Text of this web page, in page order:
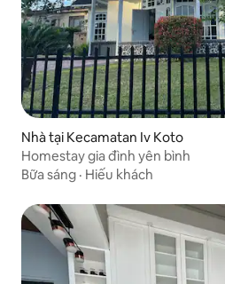
Nhà tại Kecamatan Iv Koto
Homestay gia đình yên bình
Bữa sáng · Hiếu khách